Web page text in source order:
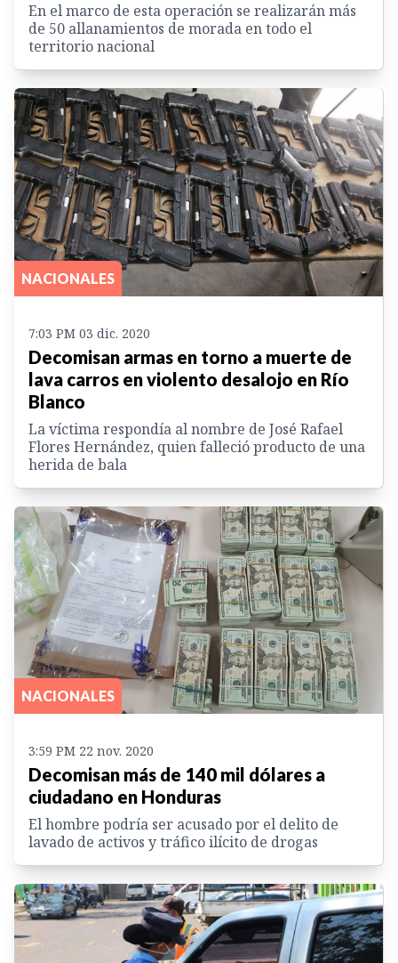
En el marco de esta operación se realizarán más
de 50 allanamientos de morada en todo el
territorio nacional
NACIONALES
7:03 PM 03 dic. 2020
Decomisan armas en torno a muerte de
lava carros en violento desalojo en Río
Blanco
La víctima respondía al nombre de José Rafael
Flores Hernández, quien falleció producto de una
herida de bala
NACIONALES
3:59 PM 22 nov. 2020
Decomisan más de 140 mil dólares a
ciudadano en Honduras
El hombre podría ser acusado por el delito de
lavado de activos y tráfico ilícito de drogas